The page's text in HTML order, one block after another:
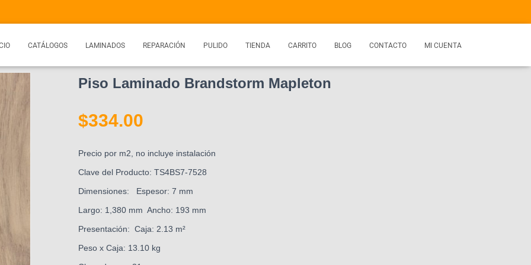
CATÁLOGOS LAMINADOS REPARACIÓN PULIDO TIENDA CARRITO BLOG CONTACTO MI CUENTA
Piso Laminado Brandstorm Mapleton
$334.00
Precio por m2, no incluye instalación
Clave del Producto: TS4BS7-7528
Dimensiones: Espesor: 7 mm
Largo: 1,380 mm Ancho: 193 mm
Presentación: Caja: 2.13 m²
Peso x Caja: 13.10 kg